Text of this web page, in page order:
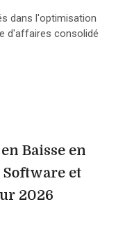
dans l'optimisation
d'affaires consolidé
Baisse en
Software et
2026